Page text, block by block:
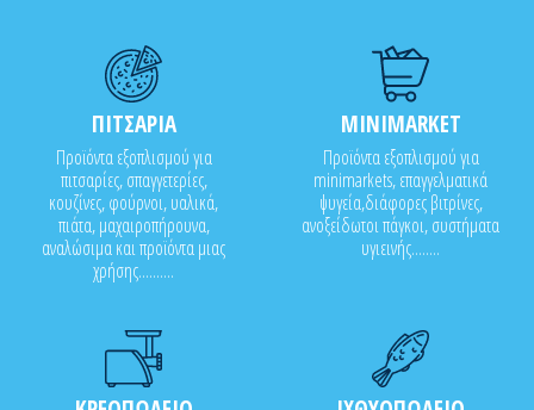
ΠΙΤΣΑΡΙΑ
Προϊόντα εξοπλισμού για
πιτσαρίες, σπαγγετερίες,
κουζίνες, φούρνοι, υαλικά,
πιάτα, μαχαιροπήρουνα,
αναλώσιμα και προϊόντα μιας
χρήσης..........
MINIMARKET
Προϊόντα εξοπλισμού για
minimarkets, επαγγελματικά
ψυγεία,διάφορες βιτρίνες,
ανοξείδωτοι πάγκοι, συστήματα
υγιεινής........